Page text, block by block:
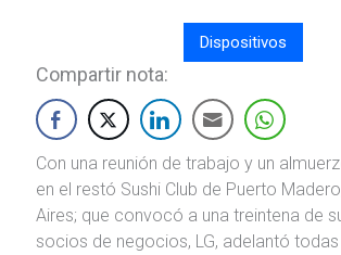
Dispositivos
Compartir nota:
Con una reunión de trabajo y un
en el restó Sushi Club de Puerto
Aires; que convocó a una treintena de
socios de negocios, LG, adelantó todas